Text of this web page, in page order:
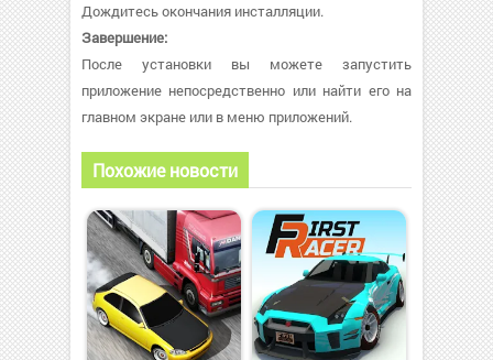
Дождитесь окончания инсталляции.
Завершение:
После установки вы можете запустить
приложение непосредственно или найти его на
главном экране или в меню приложений.
Похожие новости